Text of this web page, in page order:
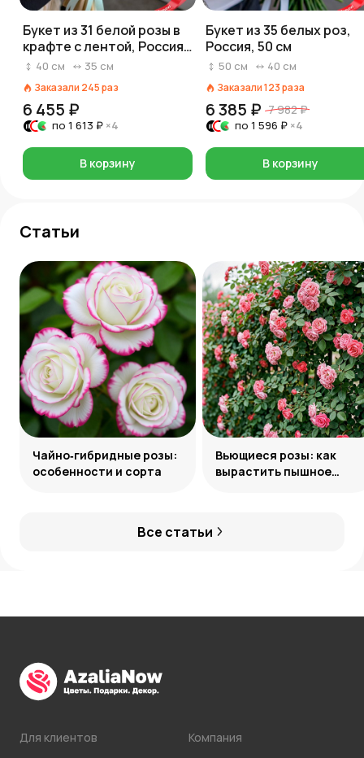
Букет из 31 белой розы в
крафте с лентой, Россия,
40 см
40 см 35 см
Заказали 245раз
6 455 ₽
по 1 613 ₽ ×4
В корзину
Букет из 35 белых роз,
Россия, 50 см
50 см 40 см
Заказали123раза
6 385 ₽ 7 982 ₽
по 1 596 ₽ ×4
В корзину
Статьи
Все статьи
Чайно‑гибридные розы:
особенности и сорта
Вьющиеся розы: как
вырастить пышное
Для клиентов Компания